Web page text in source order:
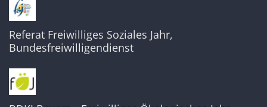
Referat Freiwilliges Soziales Jahr,
Bundesfreiwilligendienst